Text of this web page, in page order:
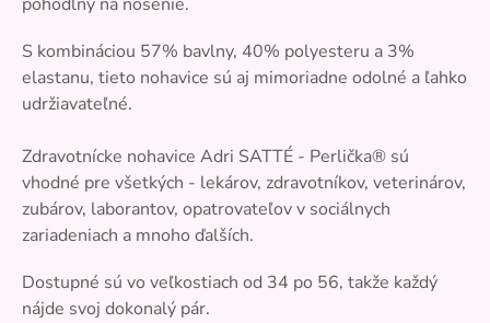
S kombináciou 57% bavlny, 40% polyesteru a 3%
elastanu, tieto nohavice sú aj mimoriadne odolné a ľahko
udržiavateľné.
Zdravotnícke nohavice Adri SATTÉ - Perlička® sú
vhodné pre všetkých - lekárov, zdravotníkov, veterinárov,
zubárov, laborantov, opatrovateľov v sociálnych
zariadeniach a mnoho ďalších.
Dostupné sú vo veľkostiach od 34 po 56, takže každý
nájde svoj dokonalý pár.